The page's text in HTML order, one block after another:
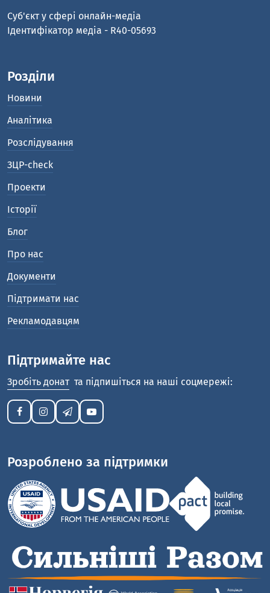
Cуб'єкт у сфері онлайн-медіа
Ідентифікатор медіа - R40-05693
Розділи
Новини
Аналітика
Розслідування
ЗЦР-check
Проекти
Історії
Блог
Про нас
Документи
Підтримати нас
Рекламодавцям
Підтримайте нас
Зробіть донат та підпишіться на наші соцмережі:
Розроблено за підтримки